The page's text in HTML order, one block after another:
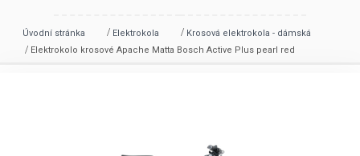
Úvodní stránka Elektrokola
Krosová elektrokola - dámská
Elektrokolo krosové Apache Matta Bosch Active Plus pearl red